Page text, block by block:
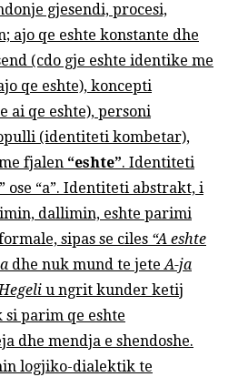
gjesendi, procesi,
ajo qe eshte konstante dhe
(cdo gje eshte identike me
qe eshte), koncepti
ai qe eshte), personi
(identiteti kombetar),
fjalen “eshte”. Identiteti
ose “a”. Identiteti abstrakt, i
dallimin, eshte parimi
sipas se ciles “A eshte
dhe nuk mund te jeteA-ja
u ngrit kunder ketij
parim qe eshte
dhe mendja e shendoshe.
logjiko-dialektik te